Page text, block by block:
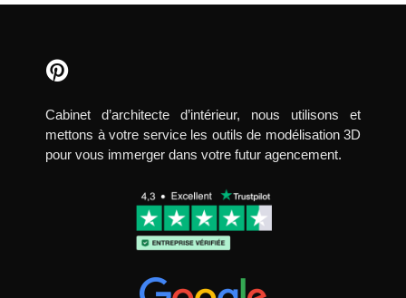
Cabinet d’architecte d’intérieur, nous utilisons et
mettons à votre service les outils de modélisation 3D
pour vous immerger dans votre futur agencement.